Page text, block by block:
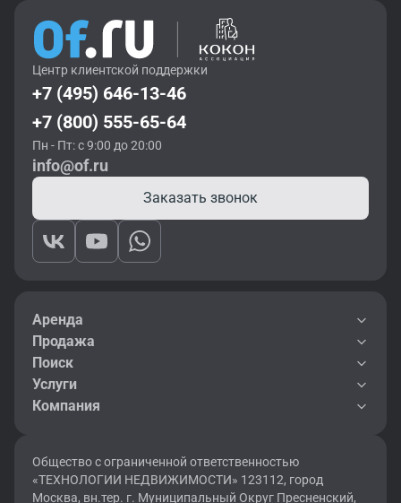
Центр клиентской поддержки
+7 (495) 646-13-46
+7 (800) 555-65-64
Пн - Пт: с 9:00 до 20:00
info@of.ru
Заказать звонок
Аренда
Продажа
Поиск
Услуги
Компания
Общество с ограниченной ответственностью
«ТЕХНОЛОГИИ НЕДВИЖИМОСТИ» 123112, город
Москва, вн.тер. г. Муниципальный Округ Пресненский,